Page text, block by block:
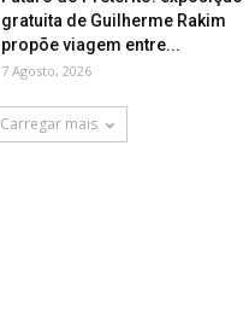
gratuita de Guilherme Rakim
propõe viagem entre...
7 Agosto, 2026
Carregar mais